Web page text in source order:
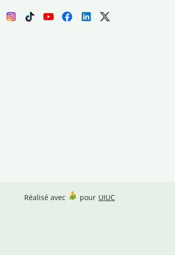
Réalisé avec pour UIUC